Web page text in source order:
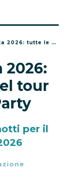
del tour Jova Summer Party
tour
per il